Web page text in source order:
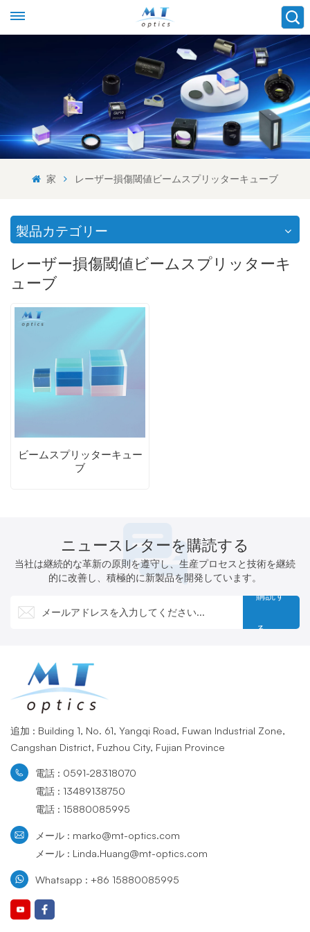
家 レーザー損傷閾値ビームスプリッターキューブ
製品カテゴリー
レーザー損傷閾値ビームスプリッターキ
ューブ
ビームスプリッターキュー
ブ
ニュースレターを購読する
当社は継続的な革新の原則を遵守し、生産プロセスと技術を継続
的に改善し、積極的に新製品を開発しています。
購読す
る
追加 : Building 1, No. 61, Yangqi Road, Fuwan Industrial Zone,
Cangshan District, Fuzhou City, Fujian Province
電話 : 0591-28318070
電話 : 13489138750
電話 : 15880085995
メール : marko@mt-optics.com
メール : Linda.Huang@mt-optics.com
Whatsapp : +86 15880085995